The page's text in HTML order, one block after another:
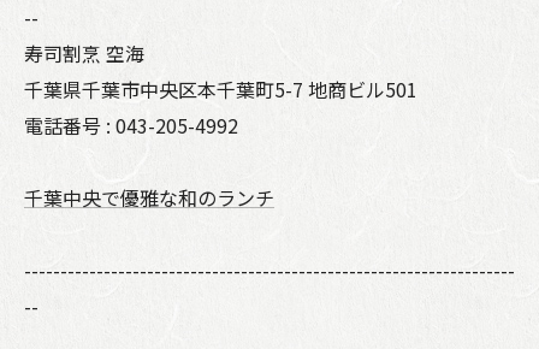
--
寿司割烹 空海
千葉県千葉市中央区本千葉町5-7 地商ビル501
電話番号 : 043-205-4992
千葉中央で優雅な和のランチ
--------------------------------------------------------------------
--